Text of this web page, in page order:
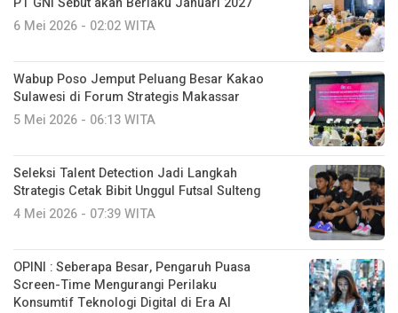
6 Mei 2026 - 02:02 WITA
Wabup Poso Jemput Peluang Besar Kakao
Sulawesi di Forum Strategis Makassar
5 Mei 2026 - 06:13 WITA
Seleksi Talent Detection Jadi Langkah
Strategis Cetak Bibit Unggul Futsal Sulteng
4 Mei 2026 - 07:39 WITA
OPINI : Seberapa Besar, Pengaruh Puasa
Screen-Time Mengurangi Perilaku
Konsumtif Teknologi Digital di Era AI